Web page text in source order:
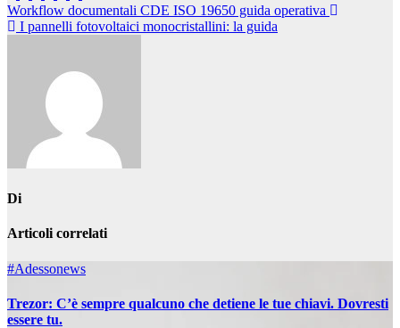
Navigazione
articoli
Workflow documentali CDE ISO 19650 guida operativa
I pannelli fotovoltaici monocristallini: la guida
Di
Articoli correlati
#Adessonews
Trezor: C’è sempre qualcuno che detiene le tue chiavi. Dovresti
essere tu.